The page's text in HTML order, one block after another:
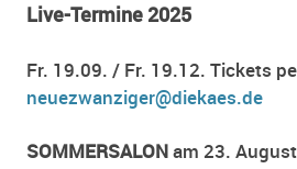
Live-Termine 2025
Fr. 19.09. / Fr. 19.12. Tickets
neuezwanziger@diekaes.de
SOMMERSALONam 23.